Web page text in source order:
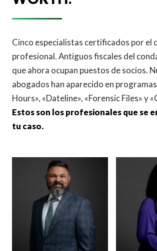
Cinco especialistas certificados por el
profesional. Antiguos fiscales del
que ahora ocupan puestos de socios.
abogados han aparecido en
Hours», «Dateline», «Forensic Files» y
Estos son los profesionales que se
tu caso.